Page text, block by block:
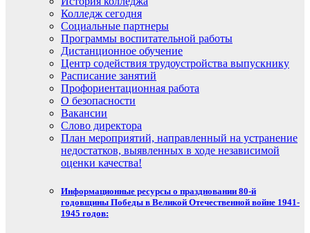
Колледж сегодня
Социальные партнеры
Программы воспитательной работы
Дистанционное обучение
Центр содействия трудоустройства выпускнику
Расписание занятий
Профориентационная работа
О безопасности
Вакансии
Слово директора
План мероприятий, направленный на устранение
недостатков, выявленных в ходе независимой
оценки качества!
Информационные ресурсы о праздновании 80-й
годовщины Победы в Великой Отечественной войне 1941-
1945 годов: